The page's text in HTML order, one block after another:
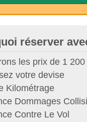
réserver
les prix de 1
votre devise
Kilométrage
Dommages
Contre Le Vol